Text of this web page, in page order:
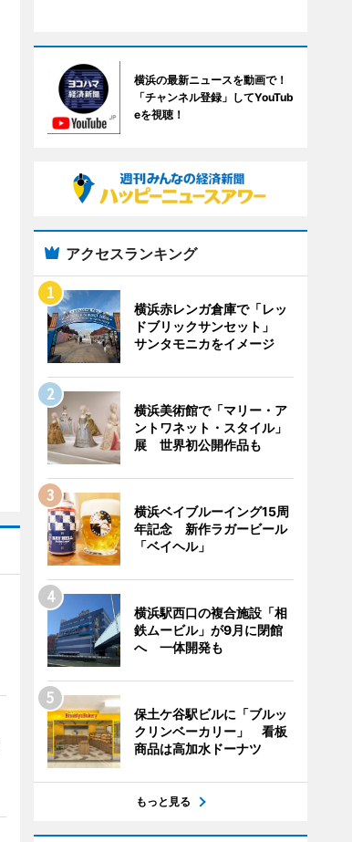
横浜の最新ニュースを動画で！
「チャンネル登録」してYouTub
eを視聴！
アクセスランキング
横浜赤レンガ倉庫で「レッ
ドブリックサンセット」
サンタモニカをイメージ
横浜美術館で「マリー・ア
ントワネット・スタイル」
展 世界初公開作品も
横浜ベイブルーイング15周
年記念 新作ラガービール
「ベイヘル」
横浜駅西口の複合施設「相
鉄ムービル」が9月に閉館
へ 一体開発も
保土ケ谷駅ビルに「ブルッ
クリンベーカリー」 看板
商品は高加水ドーナツ
もっと見る